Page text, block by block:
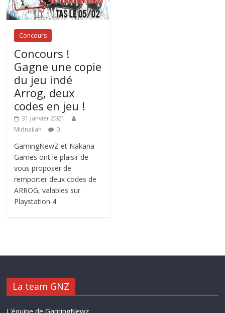
Concours
Concours !
Gagne une copie
du jeu indé
Arrog, deux
codes en jeu !
31 janvier 2021
Midnailah
0
GamingNewZ et Nakana
Games ont le plaisir de
vous proposer de
remporter deux codes de
ARROG, valables sur
Playstation 4
La team GNZ